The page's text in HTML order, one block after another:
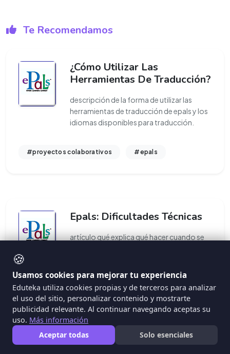
Te Recomendamos
¿Cómo Utilizar Las
Herramientas De Traducción?
descripción de la forma de utilizar las
herramientas de traducción de epals y los
idiomas disponibles para traducción.
#proyectos colaborativos #epals
Epals: Dificultades Técnicas
artículo qué explica qué hacer cuando se
#proyectos colaborativos #epals
🍪
Usamos cookies para mejorar tu experiencia
Eduteka utiliza cookies propias y de terceros para analizar
el uso del sitio, personalizar contenido y mostrarte
publicidad relevante. Al continuar navegando aceptas su
uso. Más información
Aceptar todas
Solo esenciales